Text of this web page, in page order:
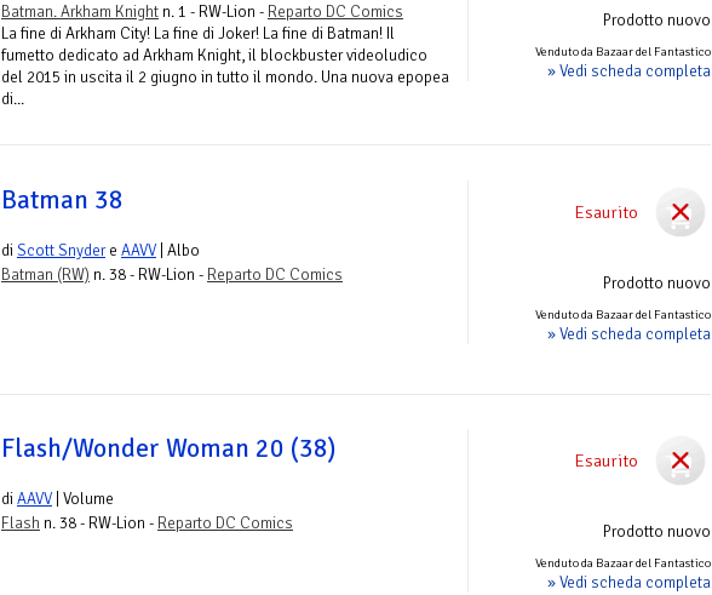
Prodotto nuovo
Venduto da Bazaar del Fantastico
» Vedi scheda completa
Batman. Arkham Knight n. 1 - RW-Lion - Reparto DC Comics
La fine di Arkham City! La fine di Joker! La fine di Batman! Il
fumetto dedicato ad Arkham Knight, il blockbuster videoludico
del 2015 in uscita il 2 giugno in tutto il mondo. Una nuova epopea
di...
Esaurito
Prodotto nuovo
Venduto da Bazaar del Fantastico
» Vedi scheda completa
Batman 38
diScott Snydere AAVV | Albo
Batman (RW) n. 38 - RW-Lion - Reparto DC Comics
Esaurito
Prodotto nuovo
Venduto da Bazaar del Fantastico
» Vedi scheda completa
Flash/Wonder Woman 20 (38)
diAAVV | Volume
Flash n. 38 - RW-Lion - Reparto DC Comics